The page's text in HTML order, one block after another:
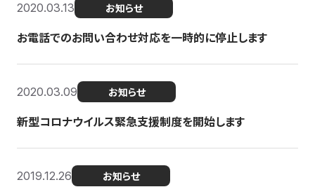
2020.03.13 お知らせ
お電話でのお問い合わせ対応を一時的に停止します
2020.03.09 お知らせ
新型コロナウイルス緊急支援制度を開始します
2019.12.26 お知らせ